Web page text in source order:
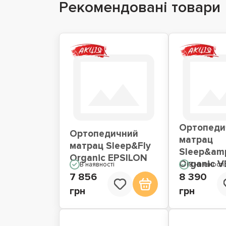
Рекомендовані товари
Ортопедичний
матрац Sleep&Fly
Organic EPSILON
В наявності
7 856
грн
матрац
Organic
В наявності
8 390
грн